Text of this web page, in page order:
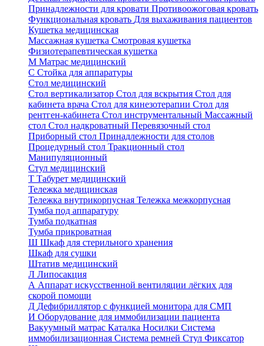
Принадлежности для кровати Противоожоговая кровать
Функциональная кровать Для выхаживания пациентов
Кушетка медицинская
Массажная кушетка Смотровая кушетка
Физиотерапевтическая кушетка
М Матрас медицинский
С Стойка для аппаратуры
Стол медицинский
Стол вертикализатор Стол для вскрытия Стол для
кабинета врача Стол для кинезотерапии Стол для
рентген-кабинета Стол инструментальный Массажный
стол Стол надкроватный Перевязочный стол
Приборный стол Принадлежности для столов
Процедурный стол Тракционный стол
Манипуляционный
Стул медицинский
Т Табурет медицинский
Тележка медицинская
Тележка внутрикорпусная Тележка межкорпусная
Тумба под аппаратуру
Тумба подкатная
Тумба прикроватная
Ш Шкаф для стерильного хранения
Шкаф для сушки
Штатив медицинский
Л Липосакция
А Аппарат искусственной вентиляции лёгких для
скорой помощи
Д Дефибриллятор с функцией монитора для СМП
И Оборудование для иммобилизации пациента
Вакуумный матрас Каталка Носилки Система
иммобилизационная Система ремней Стул Фиксатор